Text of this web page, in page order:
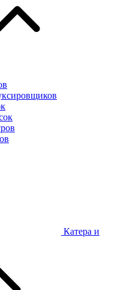
Катера и